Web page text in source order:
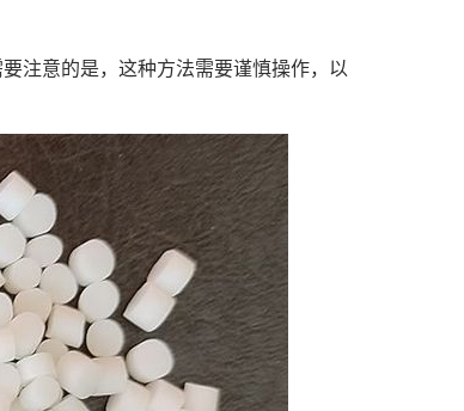
注意的是，这种方法需要谨慎操作，以